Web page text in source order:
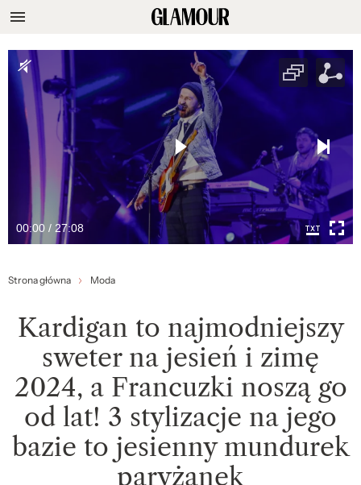
00:00 / 27:08
Strona główna Moda
Kardigan to najmodniejszy
sweter na jesień i zimę
2024, a Francuzki noszą go
od lat! 3 stylizacje na jego
bazie to jesienny mundurek
paryżanek